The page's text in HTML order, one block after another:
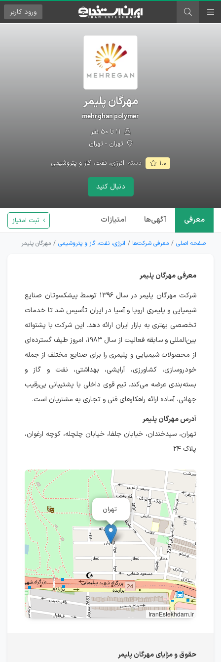
ورود کاربر
مهرگان پلیمر
mehrghan polymer
تهران - تهران
۱.۰ دسته: انرژی، نفت، گاز و پتروشیمی
دنبال کنید
معرفی آگهی‌ها امتیازات ثبت امتیاز
صفحه اصلی معرفی شرکت‌ها انرژی، نفت، گاز و پتروشیمی مهرگان پلیمر
معرفی مهرگان پلیمر
شرکت مهرگان پلیمر در سال ۱۳۹۶ توسط پیشکسوتان صنایع
شیمیایی و پلیمری اروپا و آسیا در ایران تأسیس شد تا خدمات
تخصصی بهتری به بازار ایران ارائه دهد. این شرکت با پشتوانه
بین‌المللی و سابقه فعالیت از سال ۱۹۸۳، امروز طیف گسترده‌ای
از محصولات شیمیایی و پلیمری را برای صنایع مختلف از جمله
خودروسازی، کشاورزی، آرایشی، بهداشتی، نفت و گاز و
بسته‌بندی عرضه می‌کند. تیم قوی داخلی با پشتیبانی بی‌رقیب
جهانی، آماده ارائه راهکارهای فنی و تجاری به مشتریان است.
آدرس مهرگان پلیمر
تهران، سیدخندان، خیابان جلفا، خیابان چلچله، کوچه ارغوان،
پلاک ۲۴
تهران
IranEstekhdam.ir
حقوق و مزایای مهرگان پلیمر